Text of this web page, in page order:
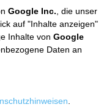
Google Inc. , die unser
auf "Inhalte anzeigen"
Inhalte von Google
Daten an